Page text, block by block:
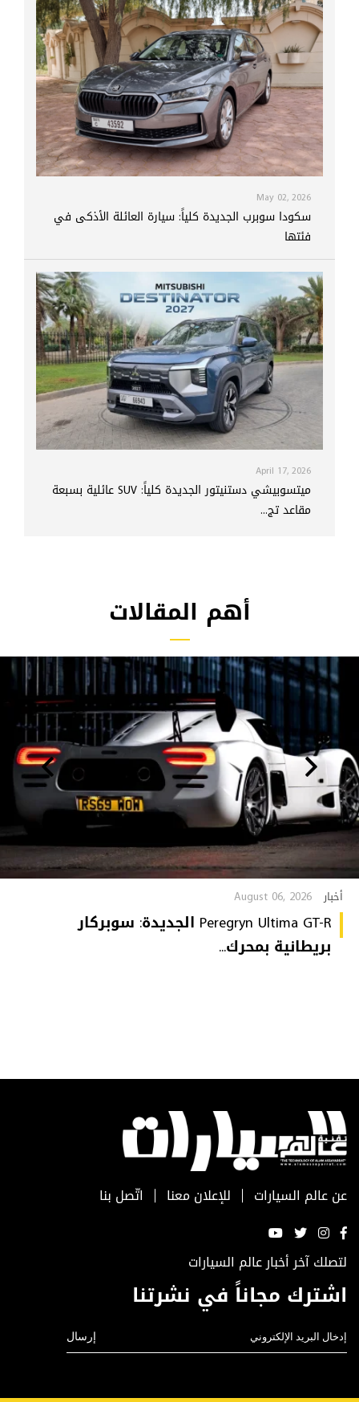
May 02, 2026
سكودا سوبرب الجديدة كلياً: سيارة العائلة الأذكى في
فئتها
April 17, 2026
ميتسوبيشي دستنيتور الجديدة كلياً: SUV عائلية بسبعة
مقاعد تج...
أهم المقالات
أخبار August 06, 2026
Peregryn Ultima GT-R الجديدة: سوبركار
بريطانية بمحرك...
عن عالم السيارات للإعلان معنا اتّصل بنا
لتصلك آخر أخبار عالم السيارات
اشترك مجاناً في نشرتنا